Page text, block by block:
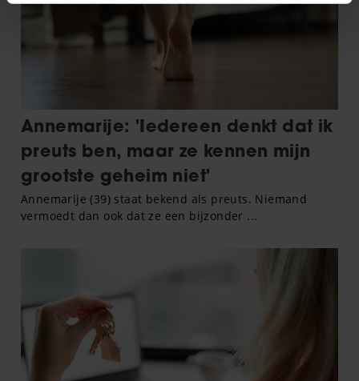
We gebruiken cookies om content en advertenties te
personaliseren, om functies voor social media te bieden
en om ons websiteverkeer te analyseren. Ook delen we
partners voor social media, adverteren en analyse. Deze
partners kunnen deze gegevens combineren met andere
informatie die u aan ze heeft verstrekt of die ze hebben
verzameld op basis van uw gebruik van hun services. U
gaat akkoord met onze cookies als u onze website blijft
gebruiken.